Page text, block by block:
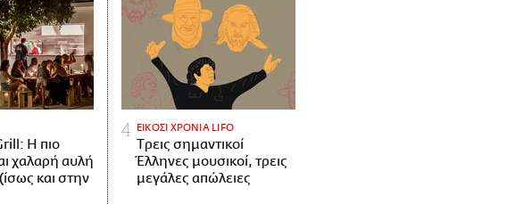
Η πιο
χαλαρή αυλή
και στην
ΕΙΚΟΣΙ ΧΡΟΝΙΑ LIFO
Tρεις σημαντικοί
Έλληνες μουσικοί, τρεις
μεγάλες απώλειες